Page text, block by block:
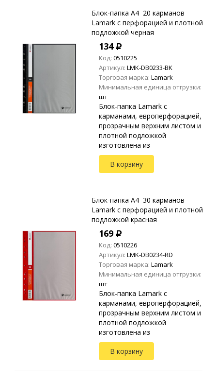
Блок-папка A4 20 карманов
Lamark с перфорацией и плотной
подложкой черная
134
Код: 0510225
Артикул: LMK-DB0233-BK
Торговая марка: Lamark
Минимальная единица отгрузки:
шт
Блок-папка Lamark с
карманами, европерфорацией,
прозрачным верхним листом и
плотной подложкой
изготовлена из
высококачественного
полипропилена.
Предназначена для хранения и
В корзину
Блок-папка A4 30 карманов
Lamark с перфорацией и плотной
подложкой красная
169
Код: 0510226
Артикул: LMK-DB0234-RD
Торговая марка: Lamark
Минимальная единица отгрузки:
шт
Блок-папка Lamark с
карманами, европерфорацией,
прозрачным верхним листом и
плотной подложкой
изготовлена из
высококачественного
полипропилена.
Предназначена для хранения и
В корзину